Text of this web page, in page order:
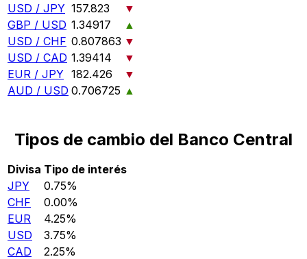
USD / JPY 157.823
▼
GBP / USD 1.34917
▲
USD / CHF 0.807863 ▼
USD / CAD 1.39414
▼
EUR / JPY 182.426
▼
AUD / USD 0.706725 ▲
Tipos de cambio del Banco Central
Divisa Tipo de interés
JPY
0.75%
CHF
0.00%
EUR
4.25%
USD
3.75%
CAD
2.25%